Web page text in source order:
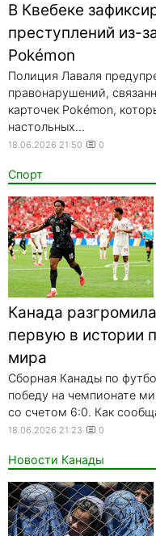
В Квебеке
преступлений из-
Pokémon
Полиция Лаваля
правонарушений,
карточек Pokémon,
настольных...
18.06.2026 21:50 0
Спорт
Канада
первую в истории
мира
Сборная Канады по
победу на чемпионате
со счетом 6:0. Как
18.06.2026 21:23 0
Новости Канады